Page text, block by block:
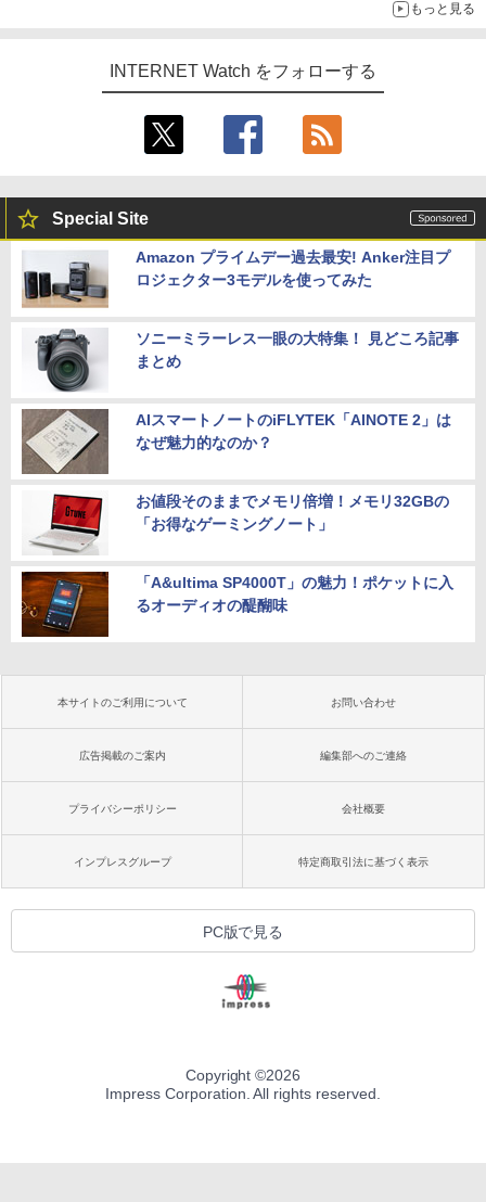
もっと見る
INTERNET Watch をフォローする
Special Site
Amazon プライムデー過去最安! Anker注目プ
ロジェクター3モデルを使ってみた
ソニーミラーレス一眼の大特集！ 見どころ記事
まとめ
AIスマートノートのiFLYTEK「AINOTE 2」は
なぜ魅力的なのか？
お値段そのままでメモリ倍増！メモリ32GBの
「お得なゲーミングノート」
「A&ultima SP4000T」の魅力！ポケットに入
るオーディオの醍醐味
本サイトのご利用について お問い合わせ
広告掲載のご案内 編集部へのご連絡
プライバシーポリシー 会社概要
インプレスグループ 特定商取引法に基づく表示
PC版で見る
Copyright ©2026
Impress Corporation. All rights reserved.